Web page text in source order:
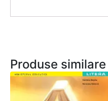
Produse similare